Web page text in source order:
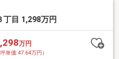
目 1,298万円
万円
坪単価:47.64万円）